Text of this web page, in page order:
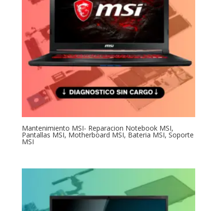
Mantenimiento MSI- Reparacion Notebook MSI,
Pantallas MSI, Motherboard MSI, Bateria MSI, Soporte
MSI